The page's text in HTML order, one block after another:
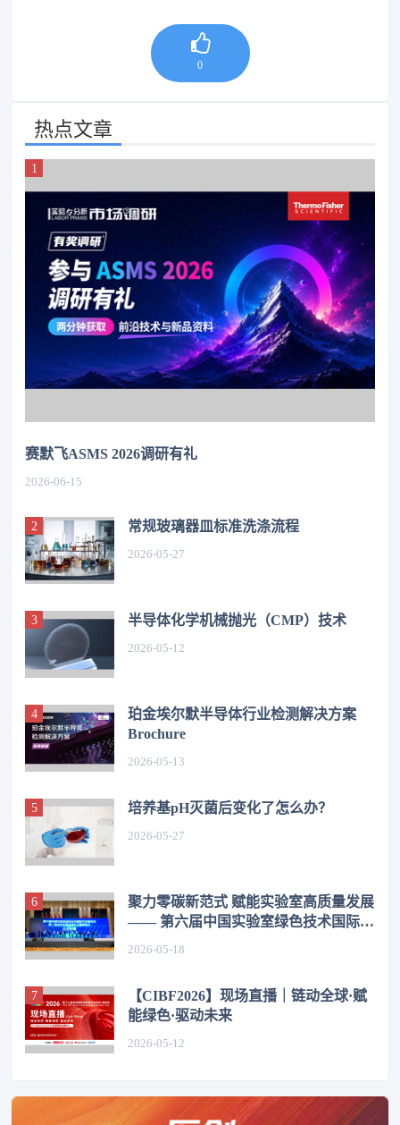
0
热点文章
赛默飞ASMS 2026调研有礼
2026-06-15
常规玻璃器皿标准洗涤流程
2026-05-27
半导体化学机械抛光（CMP）技术
2026-05-12
珀金埃尔默半导体行业检测解决方案
Brochure
2026-05-13
培养基pH灭菌后变化了怎么办？
2026-05-27
聚力零碳新范式 赋能实验室高质量发展
—— 第六届中国实验室绿色技术国际学
2026-05-18
【CIBF2026】现场直播｜链动全球·赋
能绿色·驱动未来
2026-05-12